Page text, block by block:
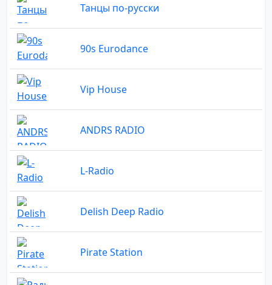
Танцы по-русски
90s Eurodance
Vip House
ANDRS RADIO
L-Radio
Delish Deep Radio
Pirate Station